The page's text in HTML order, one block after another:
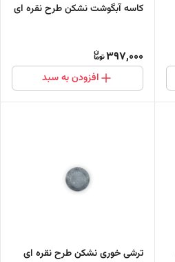
کاسه آبگوشت نشکن طرح نقره ای
397,000
افزودن به سبد
ترشی خوری نشکن طرح نقره ای